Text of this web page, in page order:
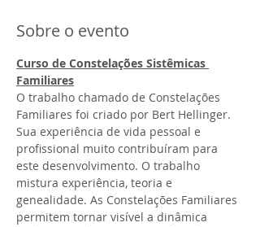
Sobre o evento
Curso de Constelações Sistêmicas
Familiares
O trabalho chamado de Constelações
Familiares foi criado por Bert Hellinger.
Sua experiência de vida pessoal e
profissional muito contribuíram para
este desenvolvimento. O trabalho
mistura experiência, teoria e
genealidade. As Constelações Familiares
permitem tornar visível a dinâmica